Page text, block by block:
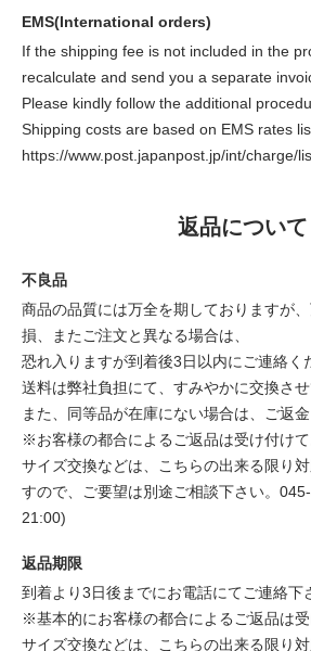
EMS(International orders)
If the shipping fee is not included in the
recalculate and send you a separate
Please kindly follow the additional
Shipping costs are based on EMS rates
https://www.post.japanpost.jp/int/charge/
返品について
不良品
商品の品質には万全を期しておりますが
損、またご注文と異なる場合は、
恐れ入りますが到着後3日以内にご連絡く
送料は弊社負担にて、すみやかに交換させ
また、同等品が在庫にない場合は、ご返
※お客様の都合によるご返品は受け付けて
サイズ交換などは、こちらの出来る限り
すので、ご要望は別途ご相談下さい。
21:00)
返品期限
到着より3日後までにお電話にてご連絡下
※基本的にお客様の都合によるご返品は受
サイズ交換などは、こちらの出来る限り